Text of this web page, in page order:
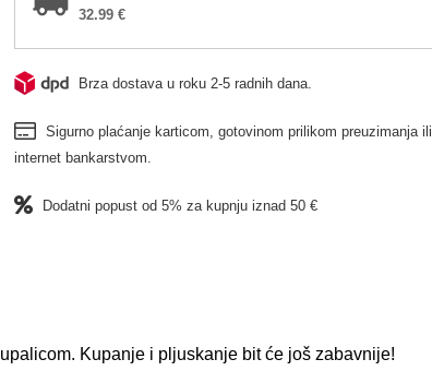
32.99€
Brza dostava u roku 2-5 radnih dana.
Sigurno plaćanje karticom, gotovinom prilikom preuzimanja ili
internet bankarstvom.
Dodatni popust od 5% za kupnju iznad 50 €
Kupanje i pljuskanje bit će još zabavnije!